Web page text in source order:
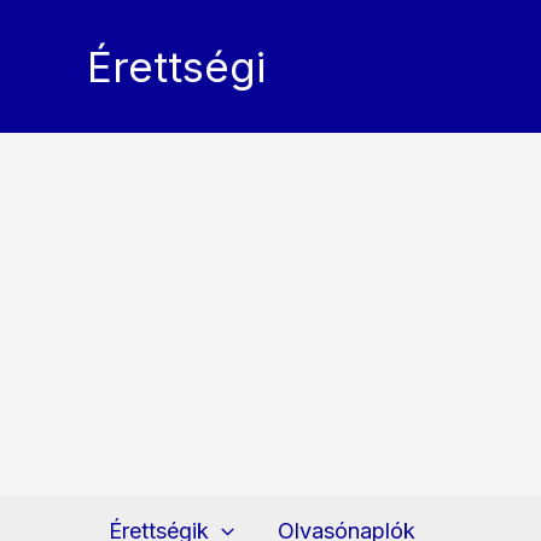
Érettségi
Érettségik Olvasónaplók